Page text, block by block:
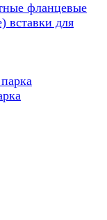
фланцевые
вставки для